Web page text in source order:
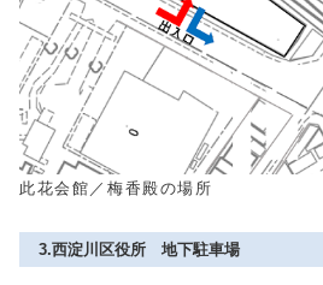
此花会館／梅香殿の場所
3.西淀川区役所 地下駐車場